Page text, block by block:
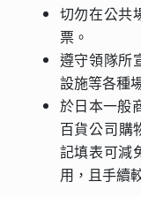
切勿在公共
票。
遵守領隊所
設施等各種
於日本一般
百貨公司購
記填表可減
用，且手續